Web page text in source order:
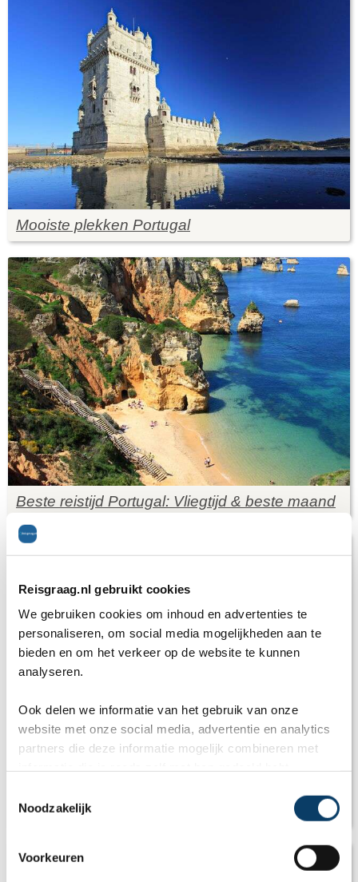
Reisgraag.nl gebruikt cookies
We gebruiken cookies om inhoud en advertenties te
personaliseren, om social media mogelijkheden aan te
bieden en om het verkeer op de website te kunnen
analyseren.
Ook delen we informatie van het gebruik van onze
website met onze social media, advertentie en analytics
partners die deze informatie mogelijk combineren met
Noodzakelijk
Voorkeuren
Mooiste plekken Portugal
Beste reistijd Portugal: Vliegtijd & beste maand
vakantieland?